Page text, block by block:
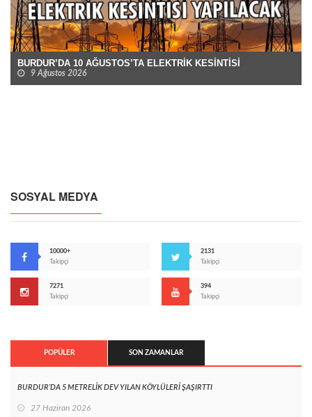
BURDUR’DA 10 AĞUSTOS’TA ELEKTRİK KESİNTİSİ
9 Ağustos 2026
SOSYAL MEDYA
10000+
Takipçi
2131
Takipçi
7271
Takipçi
394
Takipçi
POPÜLER SON ZAMANLAR
BURDUR’DA 5 METRELİK DEV YILAN KÖYLÜLERİ ŞAŞIRTTI
27 Haziran 2026